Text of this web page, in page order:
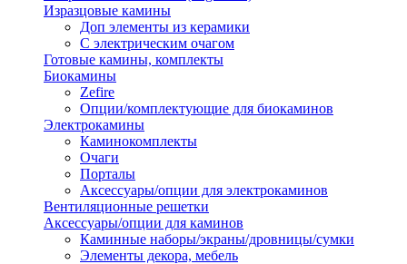
Изразцовые камины
Доп элементы из керамики
С электрическим очагом
Готовые камины, комплекты
Биокамины
Zefire
Опции/комплектующие для биокаминов
Электрокамины
Каминокомплекты
Очаги
Порталы
Аксессуары/опции для электрокаминов
Вентиляционные решетки
Аксессуары/опции для каминов
Каминные наборы/экраны/дровницы/сумки
Элементы декора, мебель